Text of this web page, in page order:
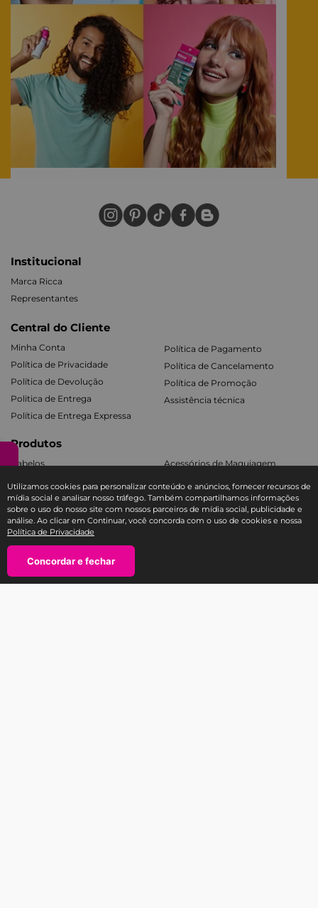
Utilizamos cookies para personalizar conteúdo e anúncios, fornecer recursos de
mídia social e analisar nosso tráfego. Também compartilhamos informações
sobre o uso do nosso site com nossos parceiros de mídia social, publicidade e
análise. Ao clicar em Continuar, você concorda com o uso de cookies e nossa
Política de Privacidade
Concordar e fechar
＋
－
Institucional
Marca Ricca
Representantes
Central do Cliente
Minha Conta
Política de Privacidade
Política de Devolução
Politica de Entrega
Política de Entrega Expressa
Política de Pagamento
Política de Cancelamento
Política de Promoção
Assistência técnica
Produtos
Cabelos
Banho e Corpo
Acessórios de Maquiagem
Todos os Kits
SAC E-COMMERCE RICCA
TEL: 11 3588-1404